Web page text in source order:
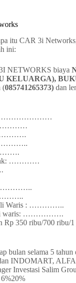
itu CAR 3i
ini:
NETWORKS biaya
KELUARGA),
(085741265373) dan
……………
…………
…………..
Waris : …………..
waris: …………….
Rp 350 ribu/700 ribu/1
bulan selama 5
INDOMART,
Investasi Salim
6%20%